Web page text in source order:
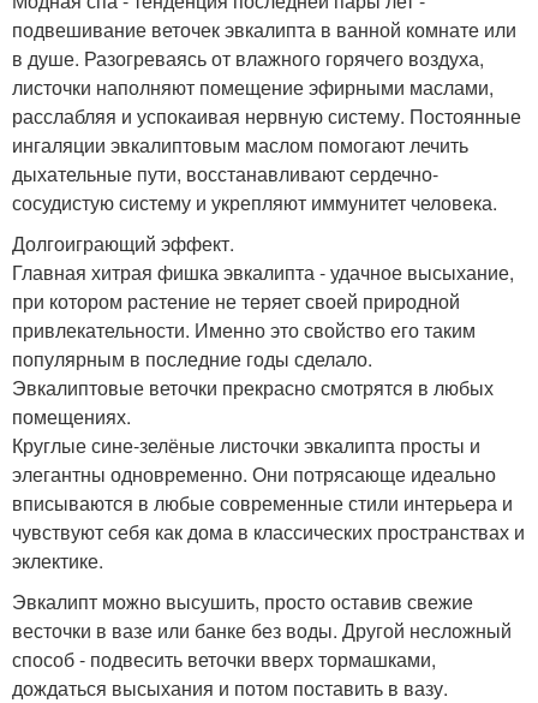
подвешивание веточек эвкалипта в ванной комнате или
в душе. Разогреваясь от влажного горячего воздуха,
листочки наполняют помещение эфирными маслами,
расслабляя и успокаивая нервную систему. Постоянные
ингаляции эвкалиптовым маслом помогают лечить
дыхательные пути, восстанавливают сердечно-
сосудистую систему и укрепляют иммунитет человека.
Долгоиграющий эффект.
Главная хитрая фишка эвкалипта - удачное высыхание,
при котором растение не теряет своей природной
привлекательности. Именно это свойство его таким
популярным в последние годы сделало.
Эвкалиптовые веточки прекрасно смотрятся в любых
помещениях.
Круглые сине-зелёные листочки эвкалипта просты и
элегантны одновременно. Они потрясающе идеально
вписываются в любые современные стили интерьера и
чувствуют себя как дома в классических пространствах и
эклектике.
Эвкалипт можно высушить, просто оставив свежие
весточки в вазе или банке без воды. Другой несложный
способ - подвесить веточки вверх тормашками,
дождаться высыхания и потом поставить в вазу.